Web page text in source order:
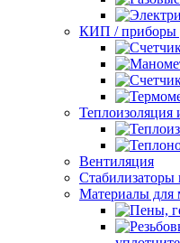
КИП / приборы
Теплоизоляция
Вентиляция
Стабилизаторы
Материалы для